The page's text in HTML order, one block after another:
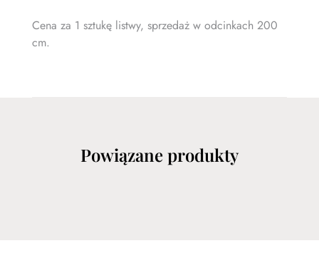
Cena za 1 sztukę listwy, sprzedaż w odcinkach 200
cm.
Powiązane produkty